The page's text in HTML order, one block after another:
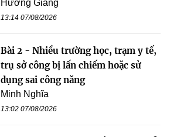
Hương Giang
13:14 07/08/2026
Bài 2 - Nhiều trường học, trạm y tế,
trụ sở công bị lấn chiếm hoặc sử
dụng sai công năng
Minh Nghĩa
13:02 07/08/2026